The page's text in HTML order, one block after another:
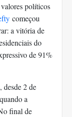
políticos
começou
a vitória de
do
de 91%
desde 2 de
a
final de